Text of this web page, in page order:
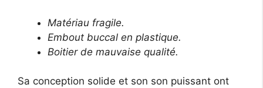
Matériau fragile.
Embout buccal en plastique.
Boitier de mauvaise qualité.
Sa conception solide et son son puissant ont